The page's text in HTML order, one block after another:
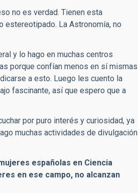
no es verdad. Tienen esta
La Astronomía, no
y lo hago en muchas centros
porque confían menos en sí mismas
a esto. Luego les cuento la
fascinante, así que espero que a
por puro interés y curiosidad, ya
muchas actividades de divulgación
españolas en Ciencia
en ese campo, no alcanzan